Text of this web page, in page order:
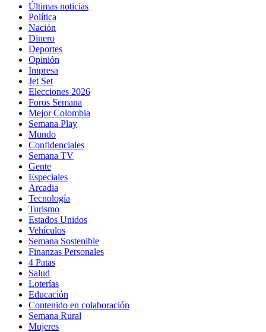
Últimas noticias
Política
Nación
Dinero
Deportes
Opinión
Impresa
Jet Set
Elecciones 2026
Foros Semana
Mejor Colombia
Semana Play
Mundo
Confidenciales
Semana TV
Gente
Especiales
Arcadia
Tecnología
Turismo
Estados Unidos
Vehículos
Semana Sostenible
Finanzas Personales
4 Patas
Salud
Loterías
Educación
Contenido en colaboración
Semana Rural
Mujeres